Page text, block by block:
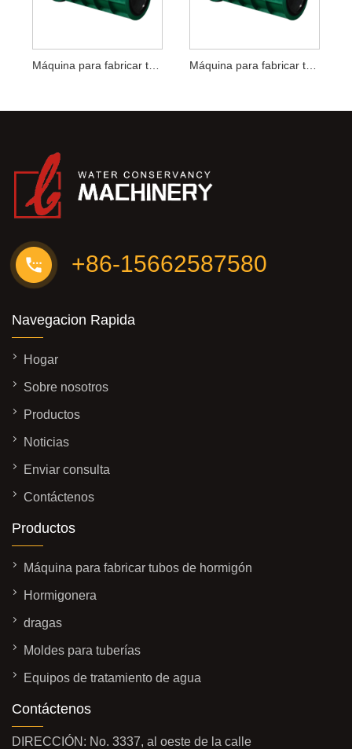
Máquina para fabricar tubos de fibrocemento Máquina para fabricar tubos RCP
+86-15662587580
Navegacion Rapida
Hogar
Sobre nosotros
Productos
Noticias
Enviar consulta
Contáctenos
Productos
Máquina para fabricar tubos de hormigón
Hormigonera
dragas
Moldes para tuberías
Equipos de tratamiento de agua
Contáctenos
DIRECCIÓN: No. 3337, al oeste de la calle